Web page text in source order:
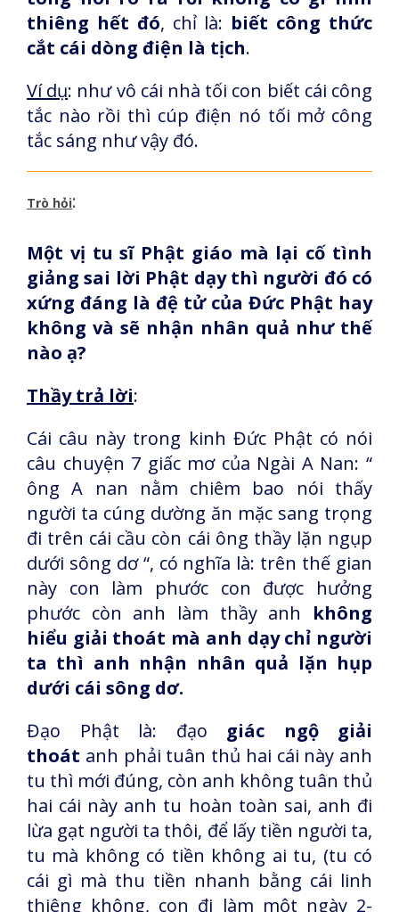
thiêng hết đó, chỉ là: biết công thức
cắt cái dòng điện là tịch.
Ví dụ: như vô cái nhà tối con biết cái công
tắc nào rồi thì cúp điện nó tối mở công
tắc sáng như vậy đó.
Trò hỏi:
Một vị tu sĩ Phật giáo mà lại cố tình
giảng sai lời Phật dạy thì người đó có
xứng đáng là đệ tử của Đức Phật hay
không và sẽ nhận nhân quả như thế
nào ạ?
Thầy trả lời:
Cái câu này trong kinh Đức Phật có nói
câu chuyện 7 giấc mơ của Ngài A Nan: “
ông A nan nằm chiêm bao nói thấy
người ta cúng dường ăn mặc sang trọng
đi trên cái cầu còn cái ông thầy lặn ngụp
dưới sông dơ “, có nghĩa là: trên thế gian
này con làm phước con được hưởng
phước còn anh làm thầy anh không
hiểu giải thoát mà anh dạy chỉ người
ta thì anh nhận nhân quả lặn hụp
dưới cái sông dơ.
Đạo Phật là: đạo giác ngộ giải
thoát anh phải tuân thủ hai cái này anh
tu thì mới đúng, còn anh không tuân thủ
hai cái này anh tu hoàn toàn sai, anh đi
lừa gạt người ta thôi, để lấy tiền người ta,
tu mà không có tiền không ai tu, (tu có
cái gì mà thu tiền nhanh bằng cái linh
thiêng không, con đi làm một ngày 2-